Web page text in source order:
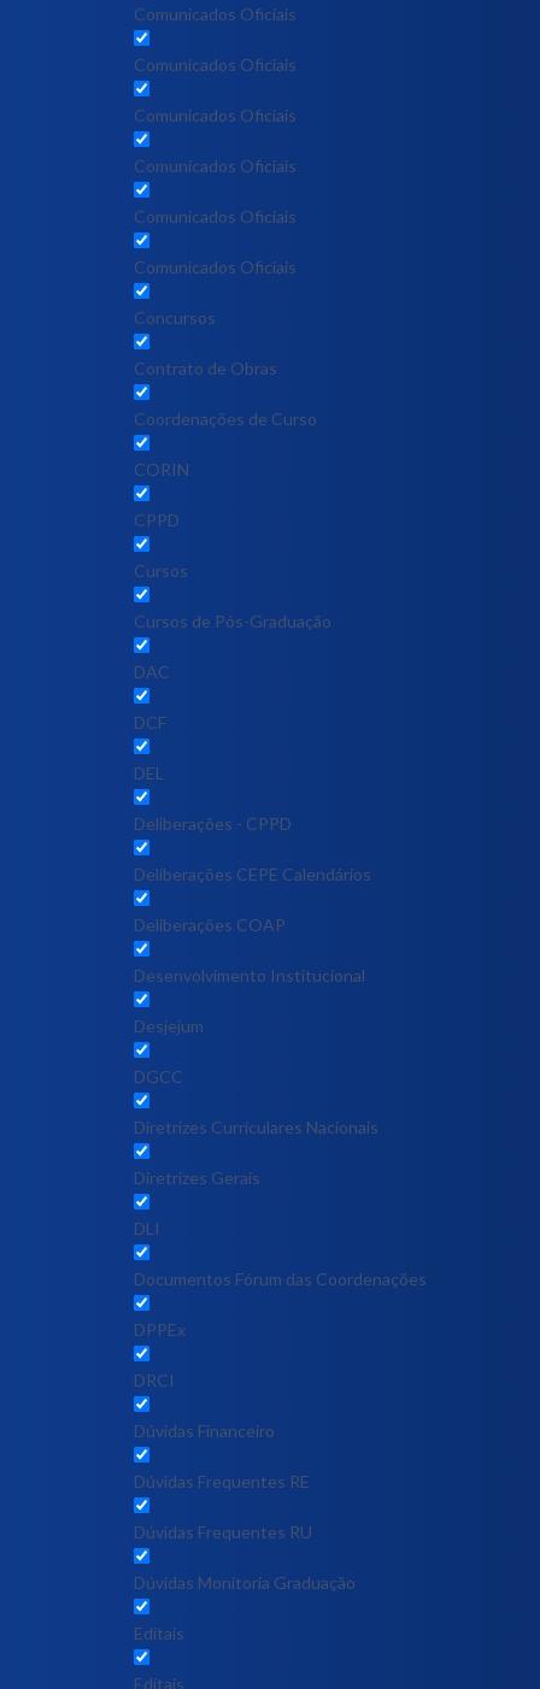
Comunicados Oficiais
Comunicados Oficiais
Comunicados Oficiais
Comunicados Oficiais
Comunicados Oficiais
Comunicados Oficiais
Concursos
Contrato de Obras
Coordenações de Curso
CORIN
CPPD
Cursos
Cursos de Pós-Graduação
DAC
DCF
DEL
Deliberações - CPPD
Deliberações CEPE Calendários
Deliberações COAP
Desenvolvimento Institucional
Desjejum
DGCC
Diretrizes Curriculares Nacionais
Diretrizes Gerais
DLI
Documentos Fórum das Coordenações
DPPEx
DRCI
Dúvidas Financeiro
Dúvidas Frequentes RE
Dúvidas Frequentes RU
Dúvidas Monitoria Graduação
Editais
Editais